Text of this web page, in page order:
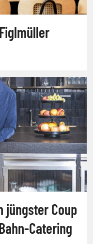
jüngster Coup
Catering